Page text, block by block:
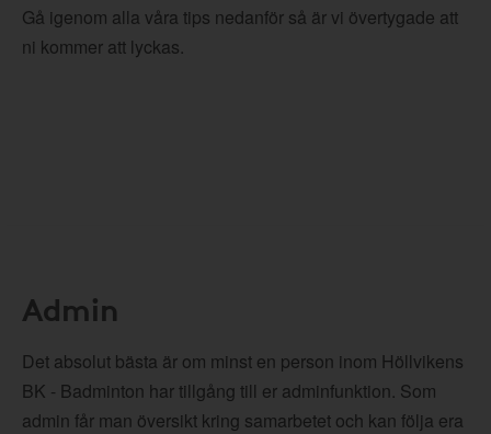
Gå igenom alla våra tips nedanför så är vi övertygade att
ni kommer att lyckas.
Admin
Det absolut bästa är om minst en person inom Höllvikens
BK - Badminton har tillgång till er adminfunktion. Som
admin får man översikt kring samarbetet och kan följa era